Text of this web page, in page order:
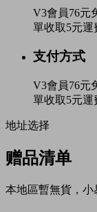
V3會員76元
單收取5元運
支付方式
V3會員76元
單收取5元運
地址选择
赠品清单
本地區暫無貨，小